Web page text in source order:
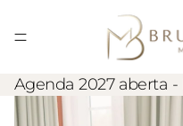
Agenda 2027 aberta -